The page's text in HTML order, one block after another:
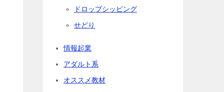
ドロップシッピング
せどり
情報起業
アダルト系
オススメ教材